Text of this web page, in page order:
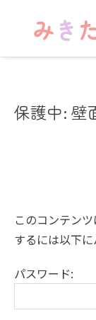
保護中: 壁
このコンテン
するには以下
パスワード: